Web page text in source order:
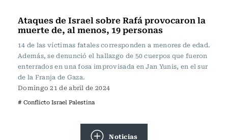
Ataques de Israel sobre Rafá provocaron la
muerte de, al menos, 19 personas
14 de las víctimas fatales corresponden a menores de edad.
Además, se denunció el hallazgo de 50 cuerpos que fueron
enterrados en una fosa improvisada en Jan Yunis, en el sur
de la Franja de Gaza.
Domingo 21 de abril de 2024
# Conflicto Israel Palestina
Noticias